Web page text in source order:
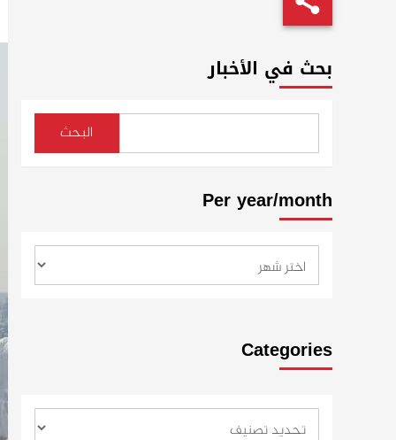
بحث في الأخبار
البحث
Per year/month
Categories